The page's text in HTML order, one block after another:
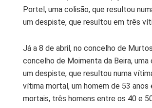
Portel, uma colisão, que resultou
um despiste, que resultou em três
Já a 8 de abril, no concelho de
concelho de Moimenta da Beira,
um despiste, que resultou numa
vítima mortal, um homem de 53
mortais, três homens entre os 40 e